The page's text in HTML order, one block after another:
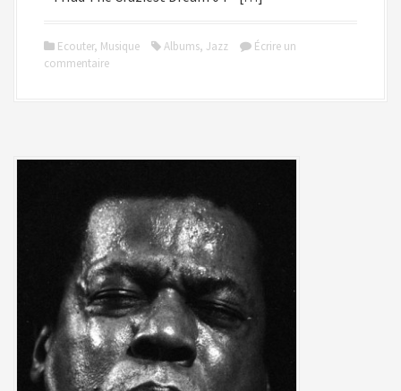
Ecouter, Musique Albums, Jazz
Écrire un
commentaire